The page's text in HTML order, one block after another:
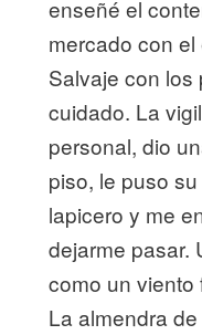
enseñé el
mercado con
Salvaje con los
cuidado. La
personal, dio
piso, le puso
lapicero y me
dejarme pasar.
como un viento
La almendra